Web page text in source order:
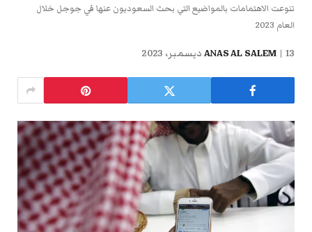
تنوعت الاهتمامات بالمواضيع التي بحث السعوديون عنها في جوجل خلال
العام 2023
ANAS AL SALEM 13 ديسمبر، 2023